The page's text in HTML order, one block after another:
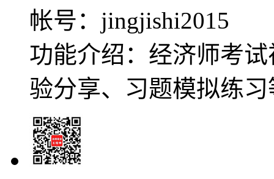
帐号： jingjishi2015
功能介绍：经济师考
验分享、习题模拟练习